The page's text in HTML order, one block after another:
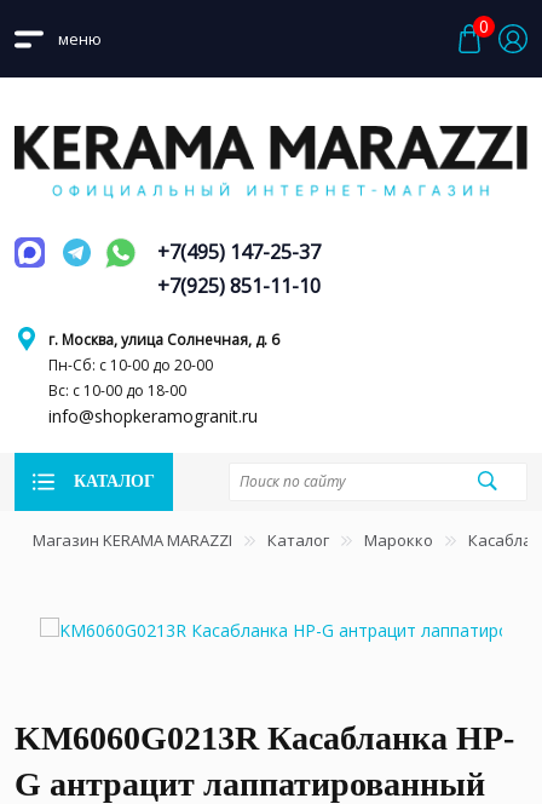
меню
0
г. Москва, улица Солнечная, д. 6
Пн-Сб: с 10-00 до 20-00
Вс: с 10-00 до 18-00
info@shopkeramogranit.ru
+7(495) 147-25-37
+7(925) 851-11-10
КАТАЛОГ
Магазин KERAMA MARAZZI Каталог Марокко
KM6060G0213R Касабланка HP-
G антрацит лаппатированный